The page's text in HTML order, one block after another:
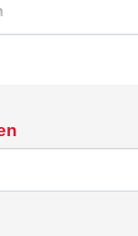
dankzij een
levensduur
De